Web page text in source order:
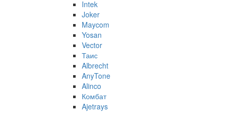
Intek
Joker
Maycom
Yosan
Vector
Таис
Albrecht
AnyTone
Alinco
Комбат
Ajetrays